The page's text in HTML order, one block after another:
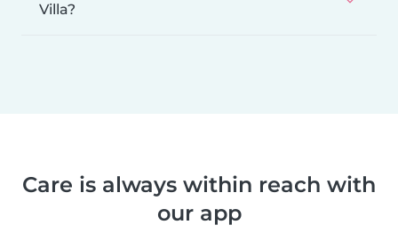
Villa?
Care is always within reach with
our app